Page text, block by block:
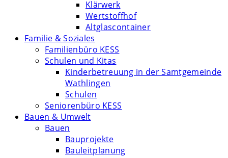
Klärwerk
Wertstoffhof
Altglascontainer
Familie & Soziales
Familienbüro KESS
Schulen und Kitas
Kinderbetreuung in der Samtgemeinde
Wathlingen
Schulen
Seniorenbüro KESS
Bauen & Umwelt
Bauen
Bauprojekte
Bauleitplanung